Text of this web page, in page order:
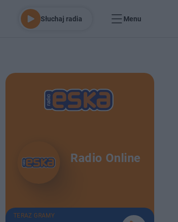
Słuchaj radia Menu
Radio Online
TERAZ GRAMY